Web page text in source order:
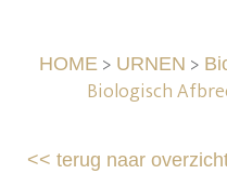
HOME> URNEN >
Biologisch
<<terug naar